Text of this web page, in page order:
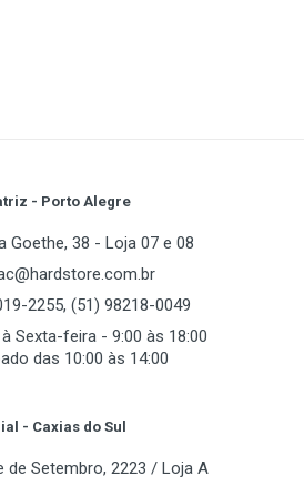
Your Name
- Porto Alegre
Goethe, 38 - Loja 07 e 08
2255, (51) 98218-0049
Sexta-feira - 9:00 às 18:00
das 10:00 às 14:00
- Caxias do Sul
de Setembro, 2223 / Loja A